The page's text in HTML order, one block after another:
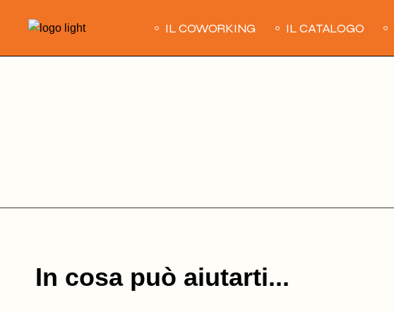
IL COWORKING IL CATALOGO
In cosa può aiutarti...